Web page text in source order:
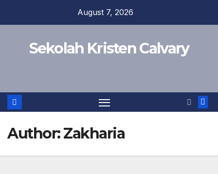
August 7, 2026
Sekolah Kristen Calvary
Author:Zakharia